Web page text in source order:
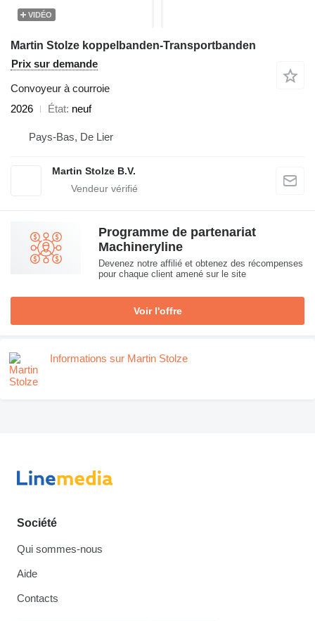
VIDÉO
Martin Stolze koppelbanden-Transportbanden
Prix sur demande
Convoyeur à courroie
2026
État neuf
Pays-Bas, De Lier
Martin Stolze B.V.
Programme de partenariat
Machineryline
Devenez notre affilié et obtenez des récompenses
pour chaque client amené sur le site
Voir l'offre
Informations sur Martin Stolze
Société
Qui sommes-nous
Aide
Contacts